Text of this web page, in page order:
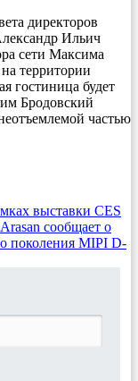
директоров
Ильич
сети Максима
территории
гостиница будет
Бродовский
частью
выставки CES
Arasan сообщает о
поколения MIPI D-